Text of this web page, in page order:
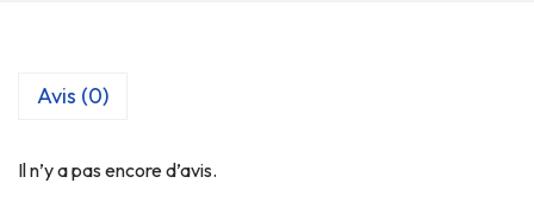
Avis (0)
Il n’y a pas encore d’avis.